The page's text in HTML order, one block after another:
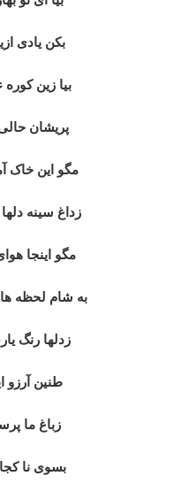
بکن یادی
بیا زین
پریشان
مگو این خاک
زداغ سینه
مگو اینجا
به شام لحظه
زدلها رنگ
طنین آرزو
زباغ ما
بسوی نا